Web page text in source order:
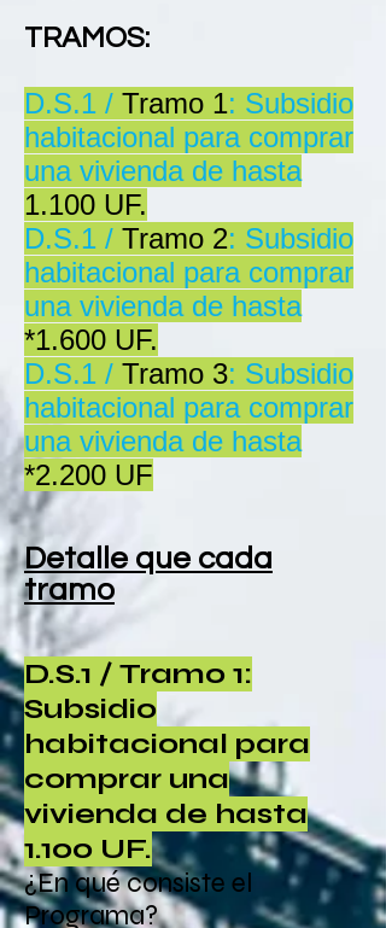
TRAMOS:
D.S.1 / Tramo 1: Subsidio
habitacional para comprar
una vivienda de hasta
1.100 UF.
D.S.1 / Tramo 2: Subsidio
habitacional para comprar
una vivienda de hasta
*1.600 UF.
D.S.1 / Tramo 3: Subsidio
habitacional para comprar
una vivienda de hasta
*2.200 UF
Detalle que cada
tramo
D.S.1 / Tramo 1:
Subsidio
habitacional para
comprar una
vivienda de hasta
1.100 UF.
¿En qué consiste el
Programa?